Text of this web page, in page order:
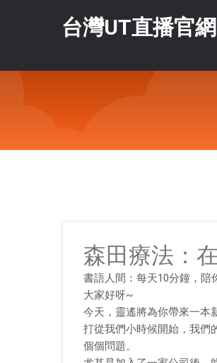
台灣UT直播官網
森田療法：
書語人間：每天10分鐘，陪
大家好呀~
今天，靈遙將為你帶來一本
打從我們小時候開始，我們
個個問題。